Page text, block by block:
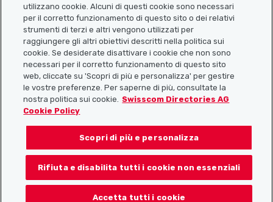
Link utili
Scarica l’app Localcities
Seguiteci su:
utilizzano cookie. Alcuni di questi cookie sono necessari
per il corretto funzionamento di questo sito o dei relativi
strumenti di terzi e altri vengono utilizzati per
raggiungere gli altri obiettivi descritti nella politica sui
cookie. Se desiderate disattivare i cookie che non sono
necessari per il corretto funzionamento di questo sito
web, cliccate su 'Scopri di più e personalizza' per gestire
le vostre preferenze. Per saperne di più, consultate la
nostra politica sui cookie.
Swisscom Directories AG
Cookie Policy
Scopri di più e personalizza
Rifiuta e disabilita tutti i cookie non essenziali
Accetta tutti i cookie